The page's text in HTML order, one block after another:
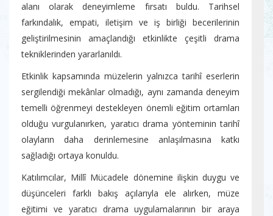
alanı olarak deneyimleme fırsatı buldu. Tarihsel
farkındalık, empati, iletişim ve iş birliği becerilerinin
geliştirilmesinin amaçlandığı etkinlikte çeşitli drama
tekniklerinden yararlanıldı.
Etkinlik kapsamında müzelerin yalnızca tarihî eserlerin
sergilendiği mekânlar olmadığı, aynı zamanda deneyim
temelli öğrenmeyi destekleyen önemli eğitim ortamları
olduğu vurgulanırken, yaratıcı drama yönteminin tarihî
olayların daha derinlemesine anlaşılmasına katkı
sağladığı ortaya konuldu.
Katılımcılar, Millî Mücadele dönemine ilişkin duygu ve
düşünceleri farklı bakış açılarıyla ele alırken, müze
eğitimi ve yaratıcı drama uygulamalarının bir araya